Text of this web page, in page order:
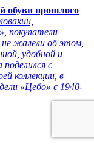
обуви прошлого
покупатели
жалели об этом,
удобной и
с
коллекции, в
«Цебо» с 1940-